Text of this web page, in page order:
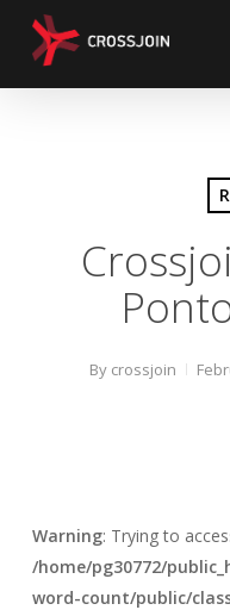
By crossjoin
Warning: Trying to
/home/pg30772/
word-count/public/